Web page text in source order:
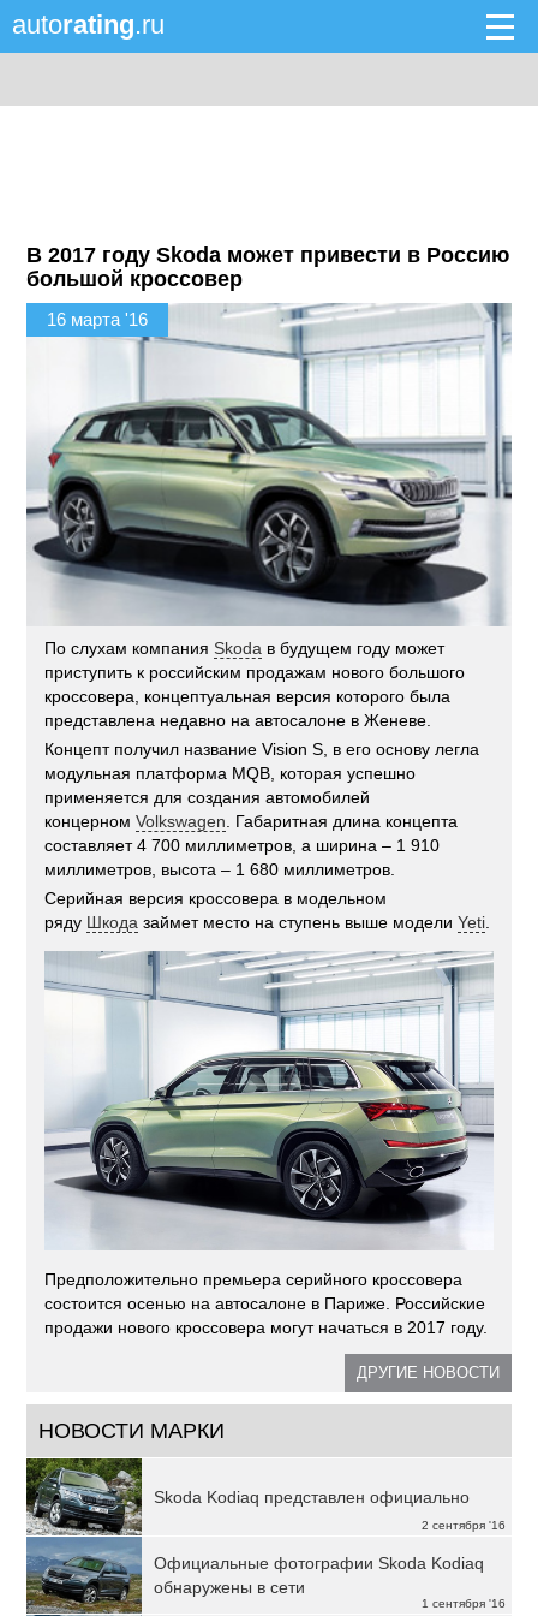
autorating.ru
В 2017 году Skoda может привести в Россию
большой кроссовер
16 марта '16
По слухам компания Skoda в будущем году может
приступить к российским продажам нового большого
кроссовера, концептуальная версия которого была
представлена недавно на автосалоне в Женеве.
Концепт получил название Vision S, в его основу легла
модульная платформа MQB, которая успешно
применяется для создания автомобилей
концерномVolkswagen . Габаритная длина концепта
составляет 4 700 миллиметров, а ширина – 1 910
миллиметров, высота – 1 680 миллиметров.
Серийная версия кроссовера в модельном
ряду Шкода займет место на ступень выше моделиYeti
Предположительно премьера серийного кроссовера
состоится осенью на автосалоне в Париже. Российские
продажи нового кроссовера могут начаться в 2017 году.
ДРУГИЕ НОВОСТИ
НОВОСТИ МАРКИ
2 сентября '16
Skoda Kodiaq представлен официально
1 сентября '16
Официальные фотографии Skoda Kodiaq
обнаружены в сети